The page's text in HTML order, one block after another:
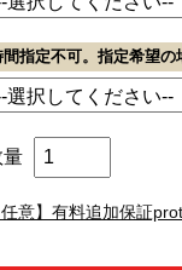
間指定不可。指定希望の
量
意】有料追加保証